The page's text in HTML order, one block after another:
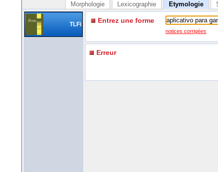
Morphologie Lexicographie Etymologie
TLFi Entrez une forme
notices corrigées
Erreur